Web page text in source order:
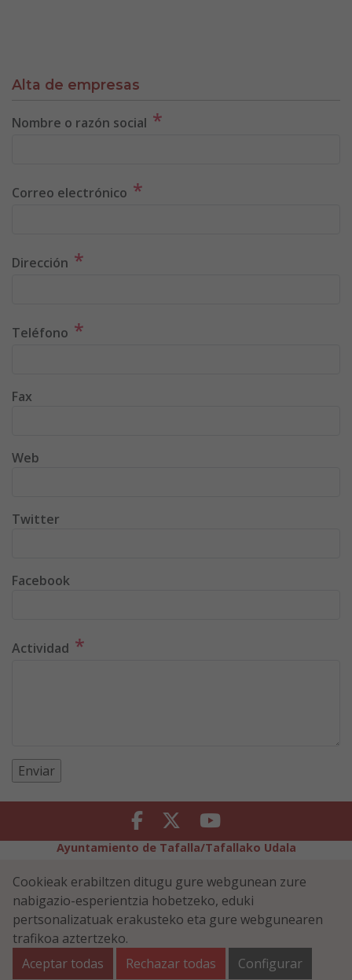
Alta de empresas
Nombre o razón social *
Correo electrónico *
Dirección *
Teléfono *
Fax
Web
Twitter
Facebook
Actividad *
Facebook Twitter Youtube
Ayuntamiento de Tafalla/Tafallako Udala
Erabilerreztasuna
Cookiei buruzko politika
Informazioaren Segurtasun-Politika
Plaza Navarra 5 - 31300 Tafalla (NAVARRA)
948 70 18 11
ayuntamiento@tafalla.es
Cookieak erabiltzen ditugu gure webgunean zure
nabigazio-esperientzia hobetzeko, eduki
pertsonalizatuak erakusteko eta gure webgunearen
trafikoa aztertzeko.
Aceptar todas
Rechazar todas Configurar